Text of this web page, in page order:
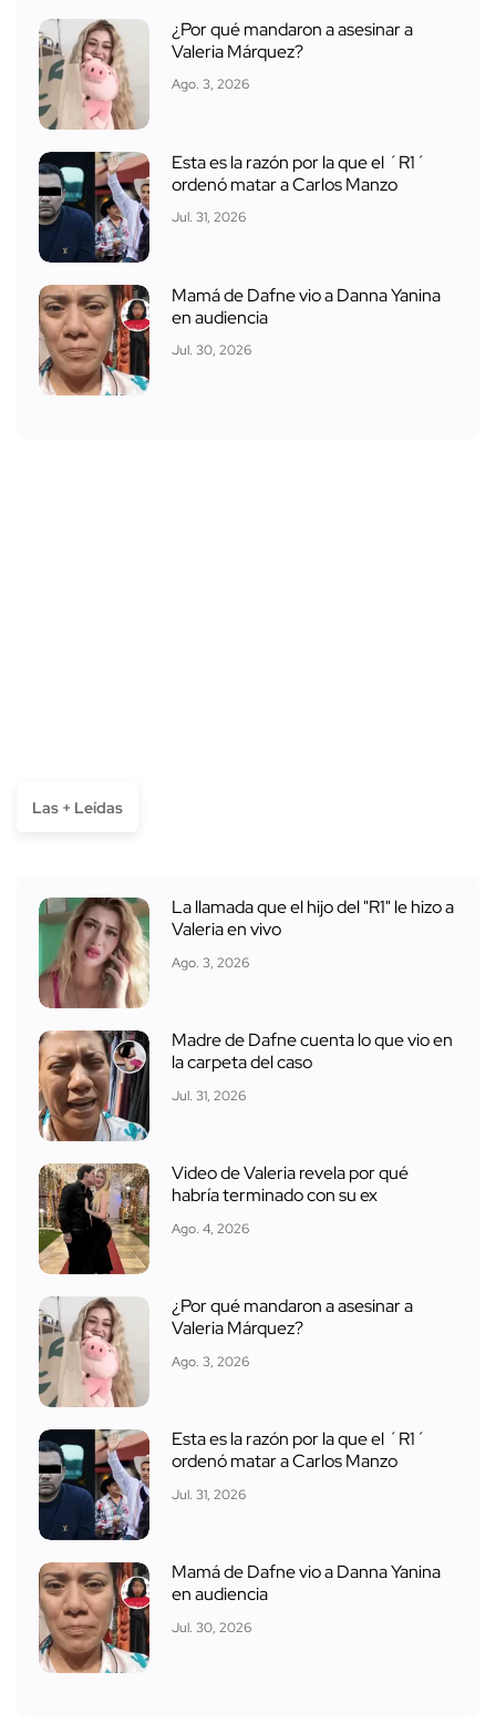
¿Por qué mandaron a asesinar a
Valeria Márquez?
Ago. 3, 2026
Esta es la razón por la que el ´R1´
ordenó matar a Carlos Manzo
Jul. 31, 2026
Mamá de Dafne vio a Danna Yanina
en audiencia
Jul. 30, 2026
Las + Leídas
La llamada que el hijo del "R1" le hizo a
Valeria en vivo
Ago. 3, 2026
Madre de Dafne cuenta lo que vio en
la carpeta del caso
Jul. 31, 2026
Video de Valeria revela por qué
habría terminado con su ex
Ago. 4, 2026
¿Por qué mandaron a asesinar a
Valeria Márquez?
Ago. 3, 2026
Esta es la razón por la que el ´R1´
ordenó matar a Carlos Manzo
Jul. 31, 2026
Mamá de Dafne vio a Danna Yanina
en audiencia
Jul. 30, 2026